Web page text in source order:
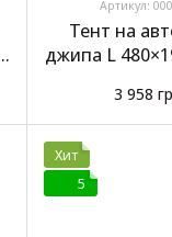
Артикул:
Тент на
джипа L
3 958
Хит
5